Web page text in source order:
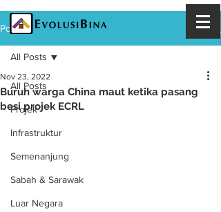
Post
All Posts
Projek
Infrastruktur
Semenanjung
Sabah & Sarawak
Luar Negara
All Posts
Buruh warga China maut ketika pasang
besi projek ECRL
Nov 23, 2022